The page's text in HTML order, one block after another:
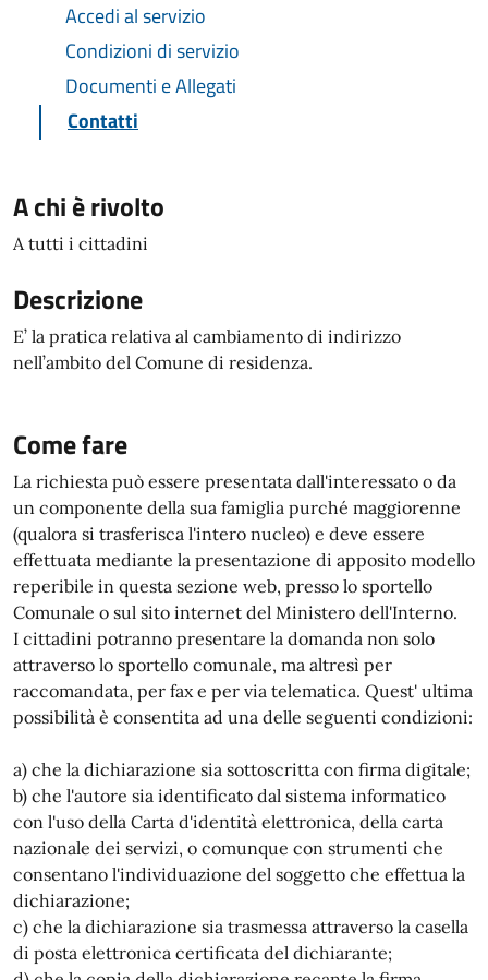
Accedi al servizio
Condizioni di servizio
Documenti e Allegati
Contatti
A chi è rivolto
A tutti i cittadini
Descrizione
E’ la pratica relativa al cambiamento di indirizzo
nell’ambito del Comune di residenza.
Come fare
La richiesta può essere presentata dall'interessato o da
un componente della sua famiglia purché maggiorenne
(qualora si trasferisca l'intero nucleo) e deve essere
effettuata mediante la presentazione di apposito modello
reperibile in questa sezione web, presso lo sportello
Comunale o sul sito internet del Ministero dell'Interno.
I cittadini potranno presentare la domanda non solo
attraverso lo sportello comunale, ma altresì per
raccomandata, per fax e per via telematica. Quest' ultima
possibilità è consentita ad una delle seguenti condizioni:
a) che la dichiarazione sia sottoscritta con firma digitale;
b) che l'autore sia identificato dal sistema informatico
con l'uso della Carta d'identità elettronica, della carta
nazionale dei servizi, o comunque con strumenti che
consentano l'individuazione del soggetto che effettua la
dichiarazione;
c) che la dichiarazione sia trasmessa attraverso la casella
di posta elettronica certificata del dichiarante;